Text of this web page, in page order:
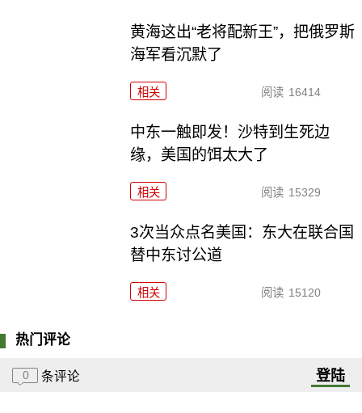
黄海这出“老将配新王”，把俄罗斯
海军看沉默了
相关 阅读 16414
中东一触即发！沙特到生死边
缘，美国的饵太大了
相关 阅读 15329
3次当众点名美国：东大在联合国
替中东讨公道
相关 阅读 15120
热门评论
0 条评论 登陆